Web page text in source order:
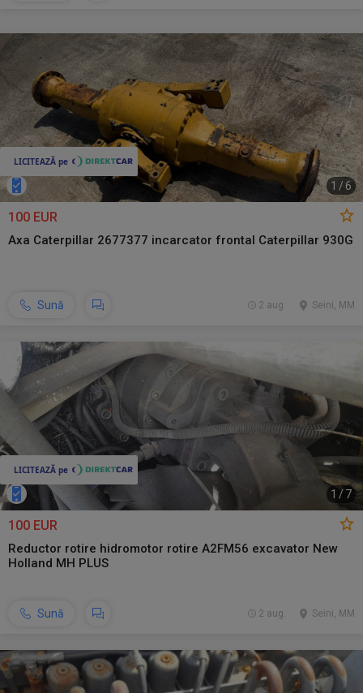
1 /6
100 EUR
Axa Caterpillar 2677377 incarcator frontal Caterpillar 930G
Sună Seini, MM
2 aug.
1 /7
100 EUR
Reductor rotire hidromotor rotire A2FM56 excavator New
Holland MH PLUS
Sună Seini, MM
2 aug.